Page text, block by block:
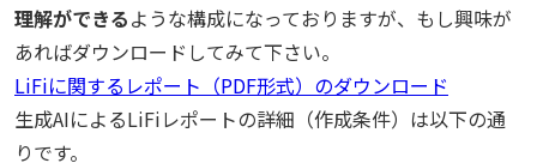
理解ができるような構成になっておりますが、もし興味が
あればダウンロードしてみて下さい。
LiFiに関するレポート（PDF形式）のダウンロード
生成AIによるLiFiレポートの詳細（作成条件）は以下の通
りです。